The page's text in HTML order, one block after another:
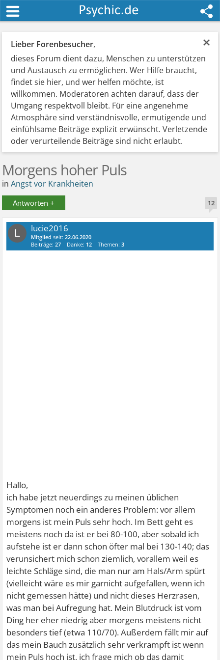
×
Lieber Forenbesucher,
dieses Forum dient dazu, Menschen zu unterstützen
und Austausch zu ermöglichen. Wer Hilfe braucht,
findet sie hier, und wer helfen möchte, ist
willkommen. Moderatoren achten darauf, dass der
Umgang respektvoll bleibt. Für eine angenehme
Atmosphäre sind verständnisvolle, ermutigende und
einfühlsame Beiträge explizit erwünscht. Verletzende
oder verurteilende Beiträge sind nicht erlaubt.
Morgens hoher Puls
inAngst vor Krankheiten
Antworten + 12
L lucie2016
Mitglied seit:22.06.2020
Beiträge:27 Danke: 12 Themen:3
Hallo,
ich habe jetzt neuerdings zu meinen üblichen
Symptomen noch ein anderes Problem: vor allem
morgens ist mein Puls sehr hoch. Im Bett geht es
meistens noch da ist er bei 80-100, aber sobald ich
aufstehe ist er dann schon öfter mal bei 130-140; das
verunsichert mich schon ziemlich, vorallem weil es
leichte Schläge sind, die man nur am Hals/Arm spürt
(vielleicht wäre es mir garnicht aufgefallen, wenn ich
nicht gemessen hätte) und nicht dieses Herzrasen,
was man bei Aufregung hat. Mein Blutdruck ist vom
Ding her eher niedrig aber morgens meistens nicht
besonders tief (etwa 110/70). Außerdem fällt mir auf
das mein Bauch zusätzlich sehr verkrampft ist wenn
mein Puls hoch ist, ich frage mich ob das damit